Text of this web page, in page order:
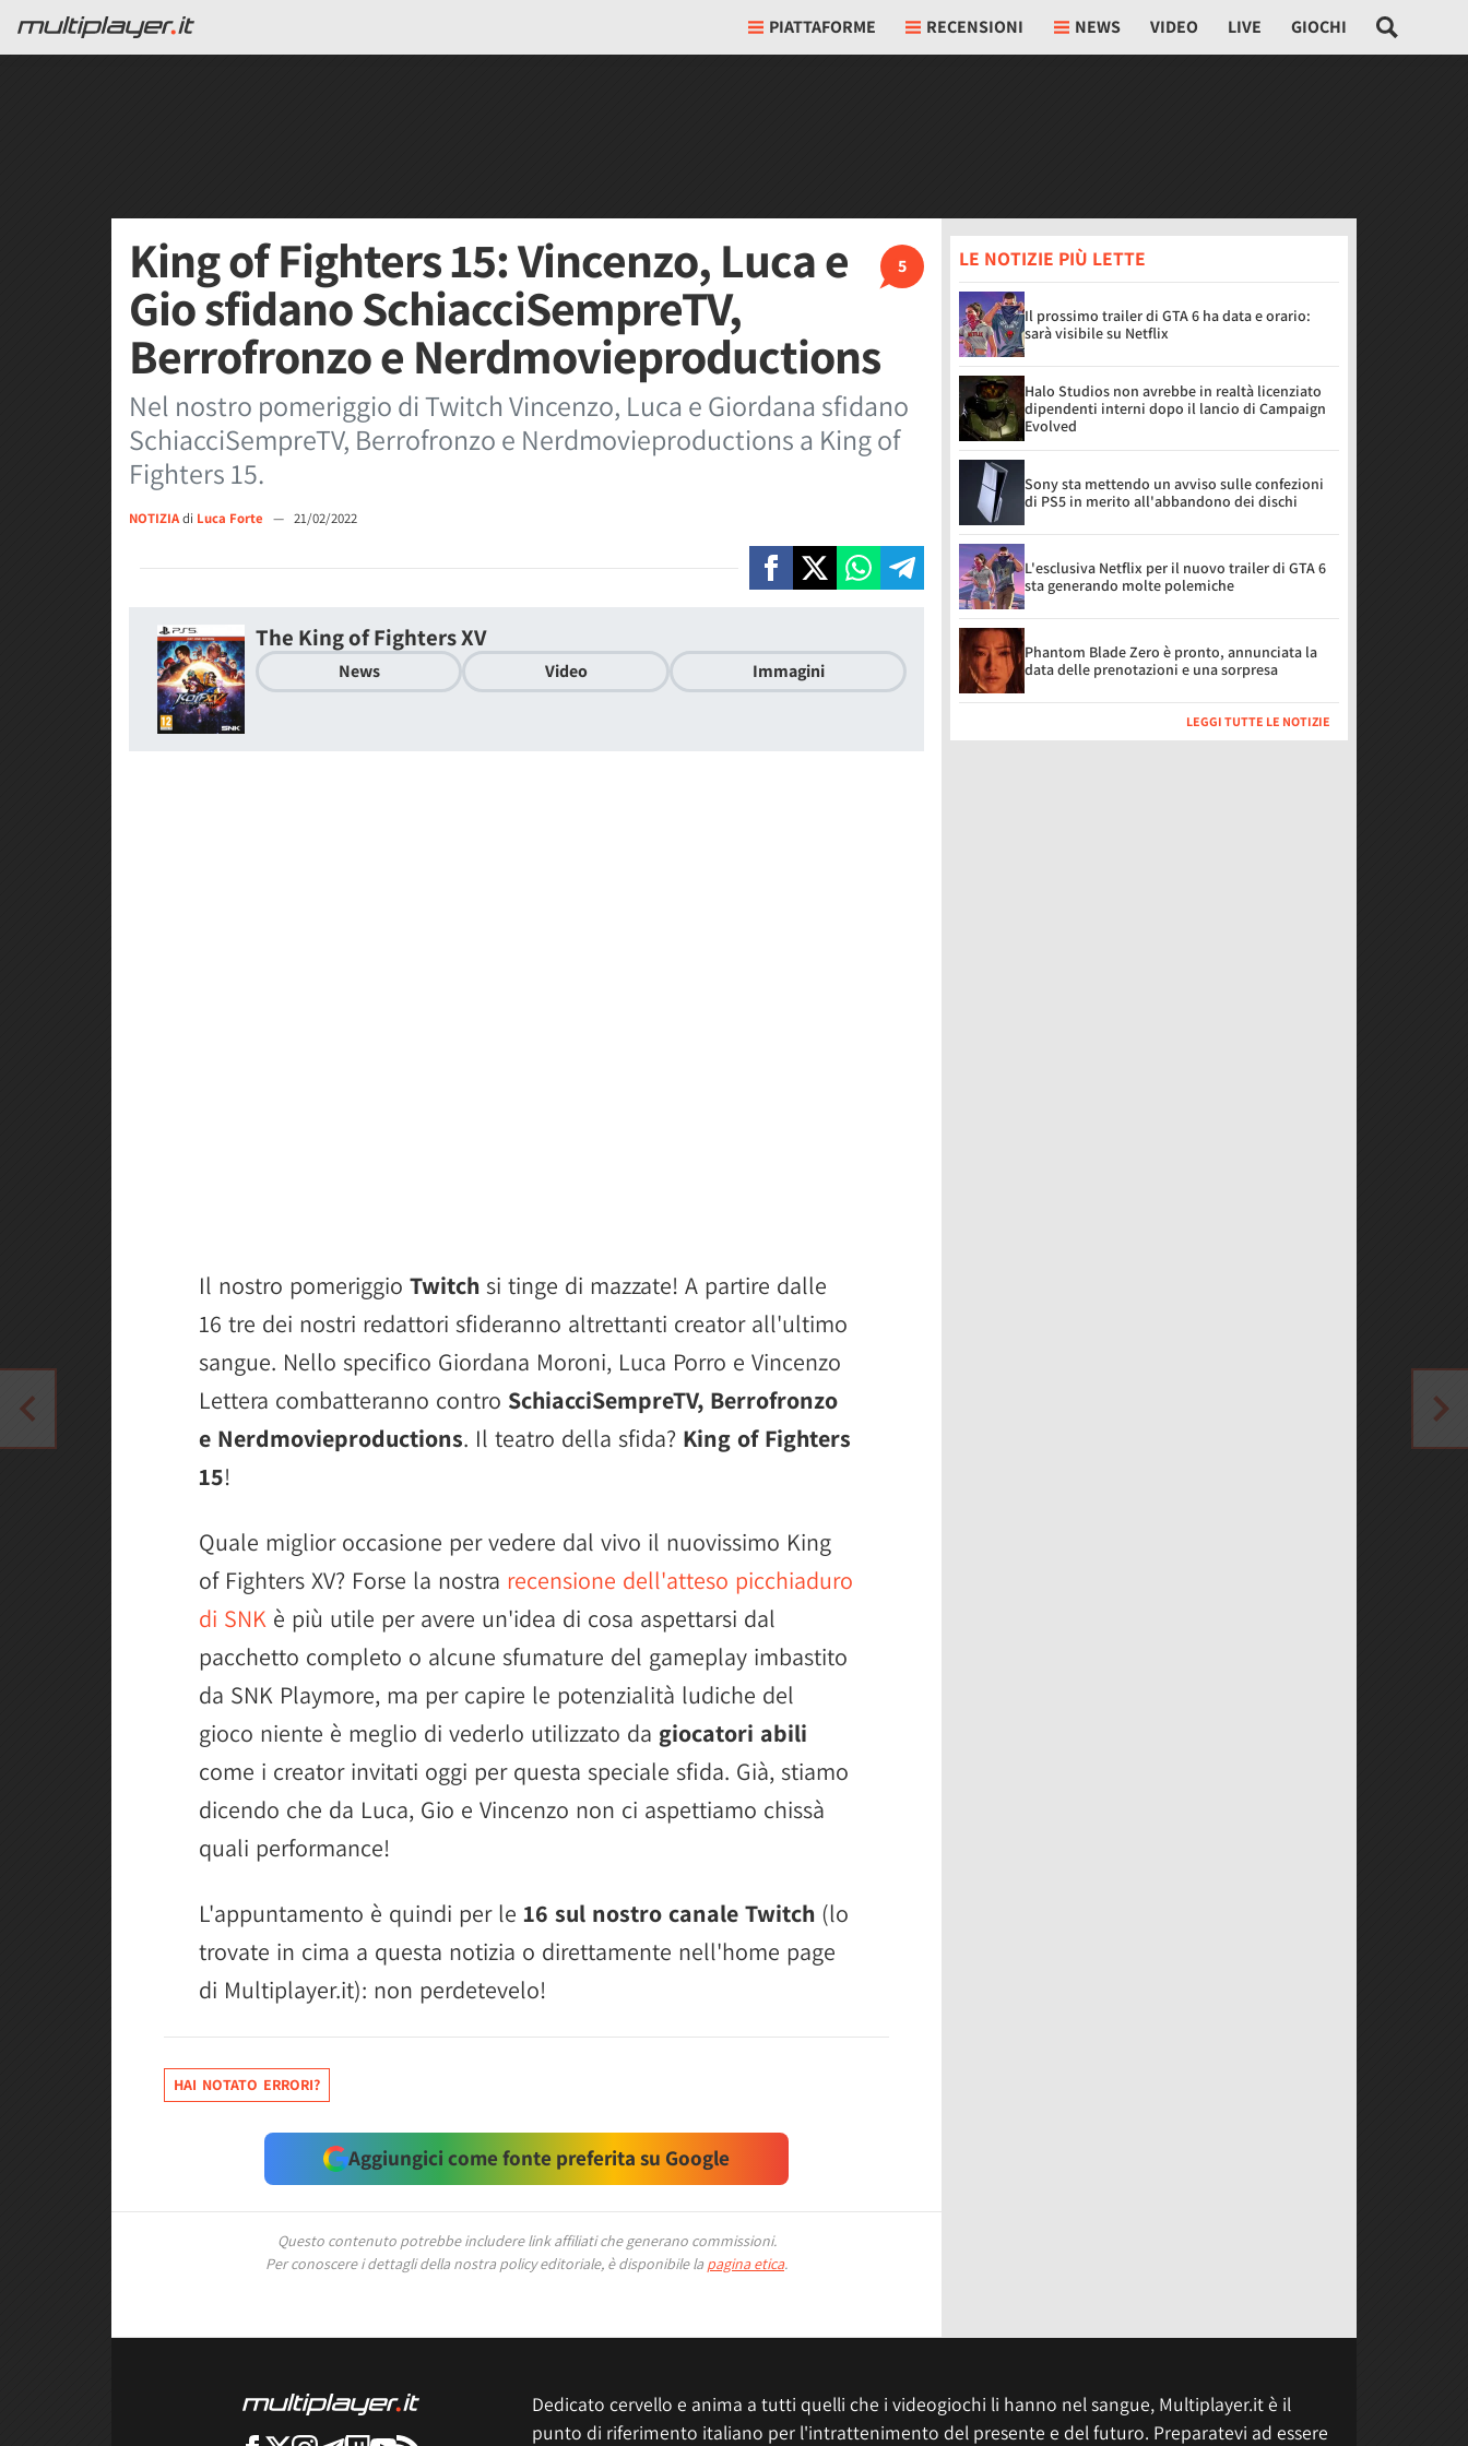
PIATTAFORME RECENSIONI NEWS VIDEO LIVE GIOCHI
5
King of Fighters 15: Vincenzo, Luca e
Gio sfidano SchiacciSempreTV,
Berrofronzo e Nerdmovieproductions
Nel nostro pomeriggio di Twitch Vincenzo, Luca e Giordana sfidano
SchiacciSempreTV, Berrofronzo e Nerdmovieproductions a King of
Fighters 15.
NOTIZIAdi Luca Forte — 21/02/2022
The King of Fighters XV
News Video Immagini
Il nostro pomeriggio Twitch si tinge di mazzate! A partire dalle
16 tre dei nostri redattori sfideranno altrettanti creator all'ultimo
sangue. Nello specifico Giordana Moroni, Luca Porro e Vincenzo
Lettera combatteranno contro SchiacciSempreTV, Berrofronzo
e Nerdmovieproductions. Il teatro della sfida? King of Fighters
15!
Quale miglior occasione per vedere dal vivo il nuovissimo King
of Fighters XV? Forse la nostra recensione dell'atteso picchiaduro
di SNK è più utile per avere un'idea di cosa aspettarsi dal
pacchetto completo o alcune sfumature del gameplay imbastito
da SNK Playmore, ma per capire le potenzialità ludiche del
gioco niente è meglio di vederlo utilizzato da giocatori abili
come i creator invitati oggi per questa speciale sfida. Già, stiamo
dicendo che da Luca, Gio e Vincenzo non ci aspettiamo chissà
quali performance!
L'appuntamento è quindi per le 16 sul nostro canale Twitch (lo
trovate in cima a questa notizia o direttamente nell'home page
di Multiplayer.it): non perdetevelo!
HAI NOTATO ERRORI?
Aggiungici come fonte preferita su Google
Questo contenuto potrebbe includere link affiliati che generano commissioni.
Per conoscere i dettagli della nostra policy editoriale, è disponibile la pagina etica.
LE NOTIZIE PIÙ LETTE
Il prossimo trailer di GTA 6 ha data e orario:
sarà visibile su Netflix
Halo Studios non avrebbe in realtà licenziato
dipendenti interni dopo il lancio di Campaign
Evolved
Sony sta mettendo un avviso sulle confezioni
di PS5 in merito all'abbandono dei dischi
L'esclusiva Netflix per il nuovo trailer di GTA 6
sta generando molte polemiche
Phantom Blade Zero è pronto, annunciata la
data delle prenotazioni e una sorpresa
LEGGI TUTTE LE NOTIZIE
Dedicato cervello e anima a tutti quelli che i videogiochi li hanno nel sangue, Multiplayer.it è il
punto di riferimento italiano per l'intrattenimento del presente e del futuro. Preparatevi ad essere